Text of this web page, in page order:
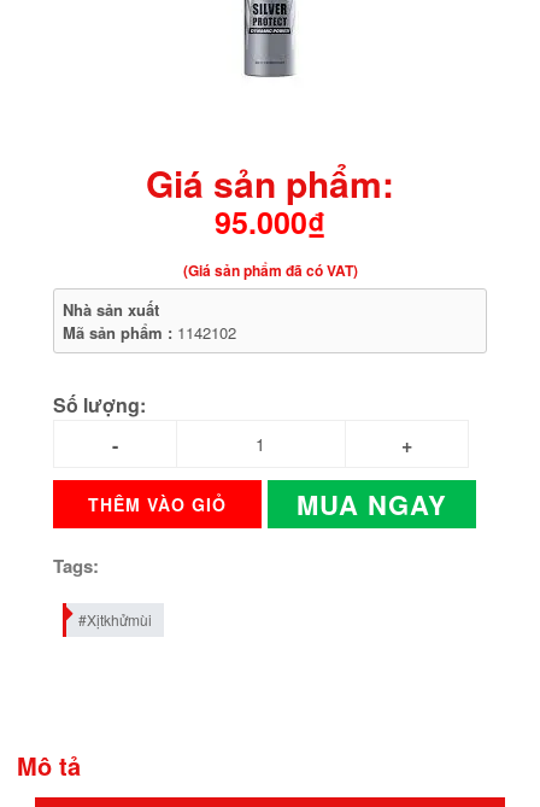
Giá sản phẩm:
95.000₫
(Giá sản phẩm đã có VAT)
Nhà sản xuất
Mã sản phẩm : 1142102
Số lượng:
THÊM VÀO GIỎ MUA NGAY
Tags:
#Xịtkhửmùi
Mô tả